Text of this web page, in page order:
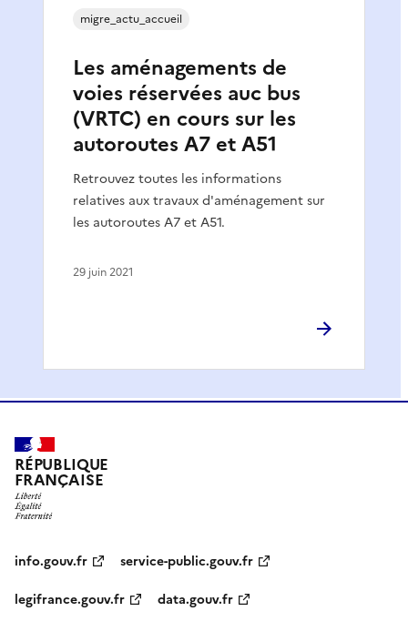
Les aménagements de
voies réservées auc bus
(VRTC) en cours sur les
autoroutes A7 et A51
Retrouvez toutes les informations
relatives aux travaux d'aménagement sur
les autoroutes A7 et A51.
migre_actu_accueil
29 juin 2021
RÉPUBLIQUE
FRANÇAISE
info.gouv.fr
service-public.gouv.fr
legifrance.gouv.fr
data.gouv.fr